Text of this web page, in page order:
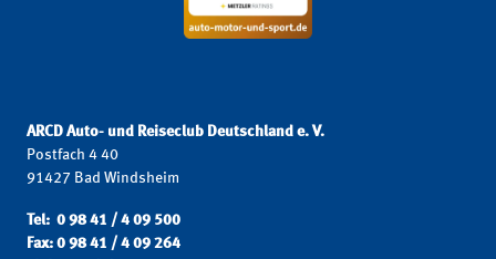
ARCD Auto- und Reiseclub Deutschland e. V.
Postfach 4 40
91427 Bad Windsheim
Tel: 0 98 41 / 4 09 500
Fax: 0 98 41 / 4 09 264